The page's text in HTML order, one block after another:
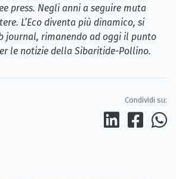
press. Negli anni a seguire muta
L’Eco diventa più dinamico, si
journal, rimanendo ad oggi il punto
le notizie della Sibaritide-Pollino.
Condividi su: